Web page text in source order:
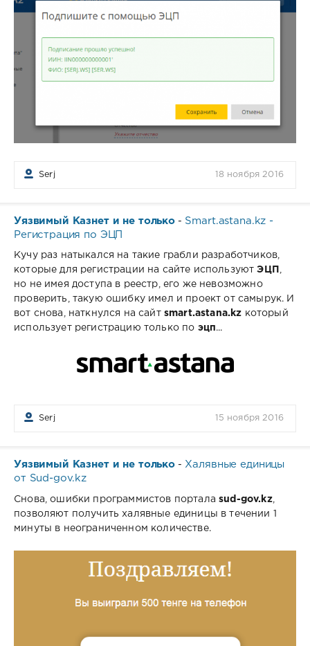
Serj 18 ноября 2016
Уязвимый Казнет и не только- Smart.astana.kz -
Регистрация по ЭЦП
Кучу раз натыкался на такие грабли разработчиков,
которые для регистрации на сайте используютЭЦП
но не имея доступа в реестр, его же невозможно
проверить, такую ошибку имел и проект от самырук. И
вот снова, наткнулся на сайт smart.astana.kz который
использует регистрацию только по эцп ...
Serj 15 ноября 2016
Уязвимый Казнет и не только- Халявные единицы
от Sud-gov.kz
Снова, ошибки программистов порталаsud-gov.kz,
позволяют получить халявные единицы в течении 1
минуты в неограниченном количестве.